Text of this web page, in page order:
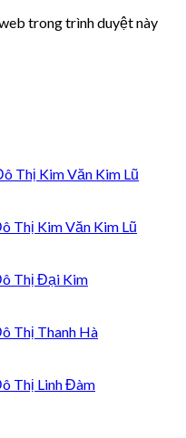
trong trình duyệt này
Thị Kim Văn Kim Lũ
Thị Kim Văn Kim Lũ
Thị Đại Kim
Thị Thanh Hà
Thị Linh Đàm